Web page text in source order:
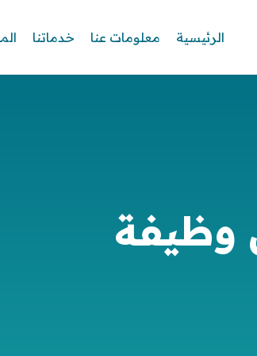
الرئيسية معلومات عنا خدماتنا